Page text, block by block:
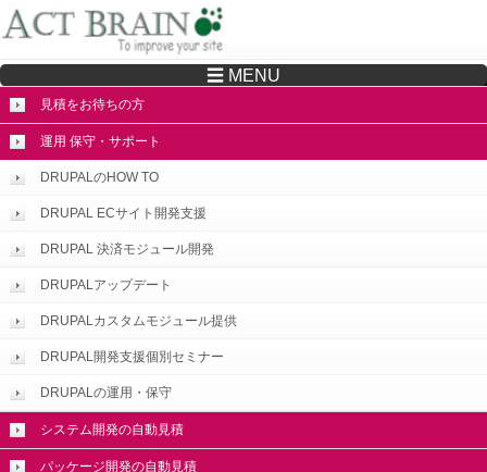
Drupalサイトの制作・保守をどこに頼んでいいか分からない方へ…まずはご相談く
ださい
☰ MENU
見積をお待ちの方
運用 保守・サポート
DRUPALのHOW TO
DRUPAL ECサイト開発支援
DRUPAL 決済モジュール開発
DRUPALアップデート
DRUPALカスタムモジュール提供
DRUPAL開発支援個別セミナー
DRUPALの運用・保守
システム開発の自動見積
パッケージ開発の自動見積